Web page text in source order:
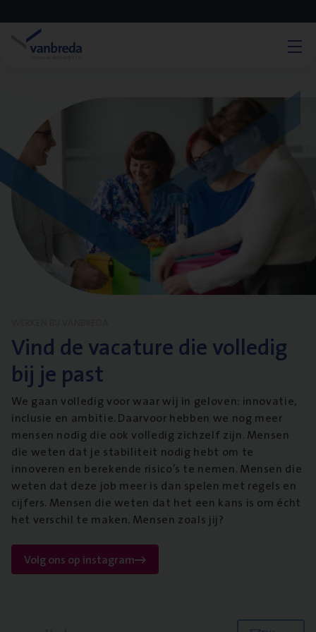
Vind de vacature die volledig
bij je past
We gaan volledig voor waar wij in geloven: innovatie,
inclusie en ambitie. Daarvoor hebben we nog meer
mensen nodig die ook volledig zichzelf zijn. Mensen
die weten dat je stabiliteit nodig hebt om te
innoveren en berekende risico’s te nemen. Mensen die
weten dat deze job meer is dan spelen met regels en
cijfers. Mensen die weten dat het een kans is om écht
het verschil te maken. Mensen zoals jij?
Volg ons op instagram